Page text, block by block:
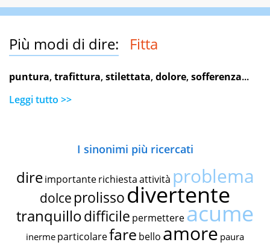
Più modi di dire: Fitta
puntura,trafittura,stilettata,dolore,sofferenza...
Leggi tutto >>
I sinonimi più ricercati
dire importante richiestaattività problema
dolce prolissodivertente
tranquillodifficile permettereacume
inerme particolarefare bello amore paura